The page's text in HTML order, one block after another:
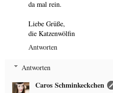
da mal rein.
Liebe Grüße,
die Katzenwölfin
Antworten
Antworten
Caros Schminkeckchen